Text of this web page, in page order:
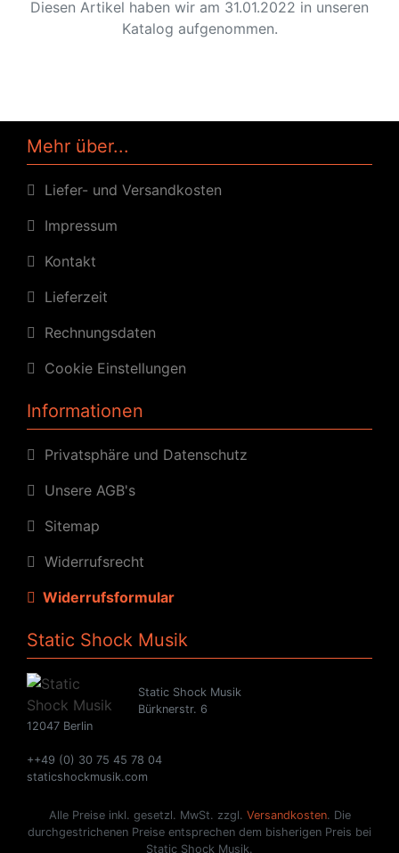
Diesen Artikel haben wir am 31.01.2022 in unseren
Katalog aufgenommen.
Mehr über...
Liefer- und Versandkosten
Impressum
Kontakt
Lieferzeit
Rechnungsdaten
Cookie Einstellungen
Informationen
Privatsphäre und Datenschutz
Unsere AGB's
Sitemap
Widerrufsrecht
Widerrufsformular
Static Shock Musik
Static Shock Musik
Bürknerstr. 6
12047 Berlin
++49 (0) 30 75 45 78 04
staticshockmusik.com
Alle Preise inkl. gesetzl. MwSt. zzgl. Versandkosten. Die
durchgestrichenen Preise entsprechen dem bisherigen Preis bei
Static Shock Musik.